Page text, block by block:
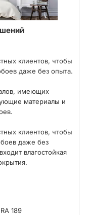
клиентов, чтобы
даже без опыта.
имеющих
материалы и
клиентов, чтобы
даже без
влагостойкая
189